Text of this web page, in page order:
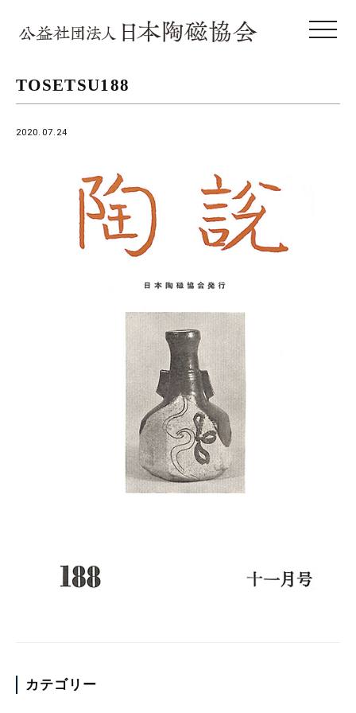
toggle
TOSETSU188
2020.07.24
カテゴリー